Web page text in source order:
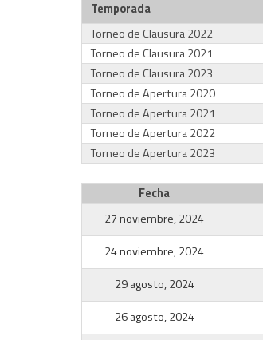
Temporada
Torneo de Clausura 2022
Torneo de Clausura 2021
Torneo de Clausura 2023
Torneo de Apertura 2020
Torneo de Apertura 2021
Torneo de Apertura 2022
Torneo de Apertura 2023
Fecha
27 noviembre, 2024
24 noviembre, 2024
29 agosto, 2024
26 agosto, 2024